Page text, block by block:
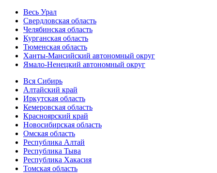
Весь Урал
Свердловская область
Челябинская область
Курганская область
Тюменская область
Ханты-Мансийский автономный округ
Ямало-Ненецкий автономный округ
Вся Сибирь
Алтайский край
Иркутская область
Кемеровская область
Красноярский край
Новосибирская область
Омская область
Республика Алтай
Республика Тыва
Республика Хакасия
Томская область